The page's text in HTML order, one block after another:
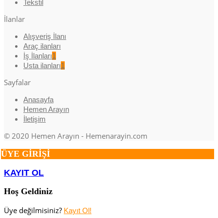
Tekstil
İlanlar
Alışveriş İlanı
Araç ilanları
İş İlanları1
Usta ilanları1
Sayfalar
Anasayfa
Hemen Arayın
İletişim
© 2020 Hemen Arayın - Hemenarayin.com
ÜYE GİRİŞİ
KAYIT OL
Hoş Geldiniz
Üye değilmisiniz? Kayıt Ol!